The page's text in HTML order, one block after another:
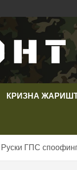
КРИЗНА
Руски ГПС